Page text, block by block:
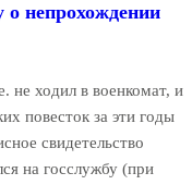
непрохождении
не ходил в военкомат, и
повесток за эти годы
свидетельство
на госслужбу (при